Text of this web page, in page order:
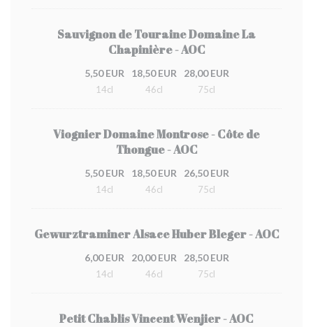
Sauvignon de Touraine Domaine La
Chapinière - AOC
5,50 EUR
14cl
18,50 EUR
46cl
28,00 EUR
75cl
Viognier Domaine Montrose - Côte de
Thongue - AOC
5,50 EUR
14cl
18,50 EUR
46cl
26,50 EUR
75cl
Gewurztraminer Alsace Huber Bleger - AOC
6,00 EUR
14cl
20,00 EUR
46cl
28,50 EUR
75cl
Petit Chablis Vincent Wenjier - AOC